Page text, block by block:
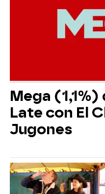
Mega (1,1%)
Late con El
Jugones